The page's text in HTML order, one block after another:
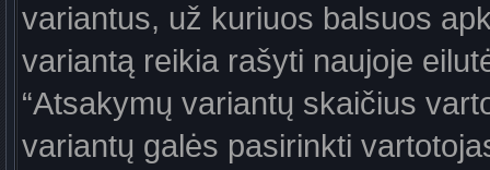
variantus, už kuriuos balsuos
variantą reikia rašyti naujoje
“Atsakymų variantų skaičius
variantų galės pasirinkti